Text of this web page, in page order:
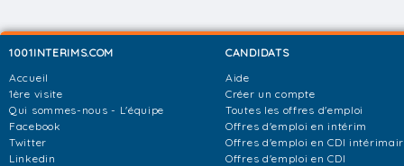
1001INTERIMS.COM
Accueil
1ère visite
Qui sommes-nous - L'équipe
Facebook
Twitter
Linkedin
CANDIDATS
Aide
Créer un compte
Toutes les offres d'emploi
Offres d'emploi en intérim
Offres d'emploi en CDI
Offres d'emploi en CDI